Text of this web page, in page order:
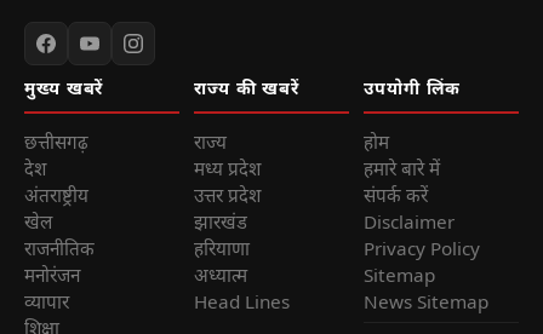
मुख्य खबरें
छत्तीसगढ़
देश
अंतराष्ट्रीय
खेल
राजनीतिक
मनोरंजन
व्यापार
राज्य की खबरें
राज्य
मध्य प्रदेश
उत्तर प्रदेश
झारखंड
हरियाणा
अध्यात्म
Head Lines
उपयोगी लिंक
होम
हमारे बारे में
संपर्क करें
Disclaimer
Privacy Policy
Sitemap
News Sitemap